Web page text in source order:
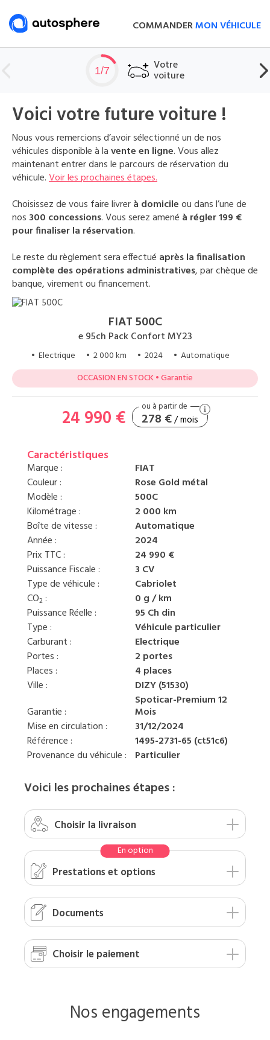
COMMANDERMON VÉHICULE
1/7 Votre
voiture
Voici votre future voiture !
Nous vous remercions d’avoir sélectionné un de nos
véhicules disponible à lavente en ligne. Vous allez
maintenant entrer dans le parcours de réservation du
véhicule.Voir les prochaines étapes.
Choisissez de vous faire livrerà domicileou dans l’une de
nos 300 concessions. Vous serez amené à régler 199 €
pour finaliser la réservation.
Le reste du règlement sera effectué après la finalisation
complète des opérations administratives, par chèque de
banque, virement ou financement.
FIAT 500C
e 95ch Pack Confort MY23
• Electrique • 2 000 km • 2024
• Automatique
OCCASION EN STOCK • Garantie
24 990 € 278 €/ mois
Caractéristiques
Marque :
FIAT
Couleur :
Rose Gold métal
Modèle :
500C
Kilométrage :
2 000 km
Boîte de vitesse :
Automatique
Année :
2024
Prix TTC :
24 990 €
Puissance Fiscale :
3 CV
Type de véhicule :
Cabriolet
CO2 :
0 g / km
Puissance Réelle :
95 Ch din
Type :
Véhicule particulier
Carburant :
Electrique
Portes :
2 portes
Places :
4 places
Ville :
DIZY (51530)
Garantie :
Spoticar-Premium 12
Mois
Mise en circulation :
31/12/2024
Référence :
1495-2731-65 (ct51c6)
Provenance du véhicule :
Particulier
Voici les prochaines étapes :
Choisir la livraison
Prestationset options
Documents
Choisir le paiement
Nos engagements